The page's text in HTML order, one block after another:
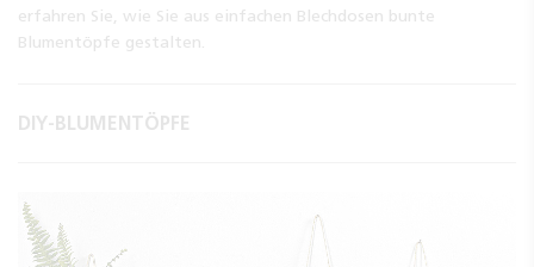
erfahren Sie, wie Sie aus einfachen Blechdosen bunte
Blumentöpfe gestalten.
DIY-BLUMENTÖPFE